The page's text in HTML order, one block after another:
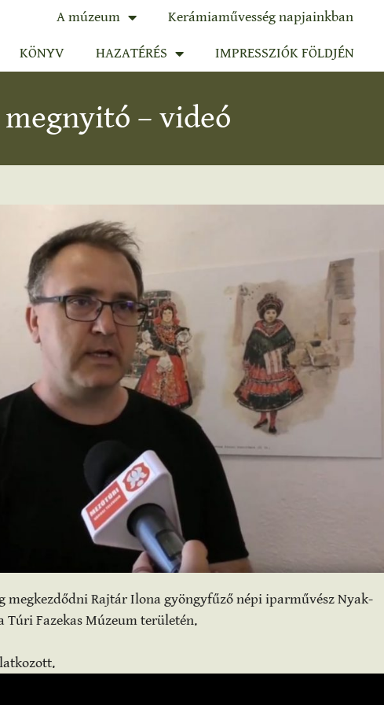
A múzeum Kerámiaművesség napjainkban
KÖNYV HAZATÉRÉS IMPRESSZIÓK FÖLDJÉN
– videó
megkezdődni Rajtár Ilona gyöngyfűző népi iparművész Nyak-
Fazekas Múzeum területén.